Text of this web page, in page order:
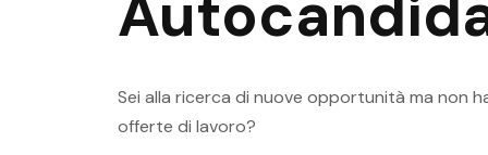
Offerte Di Lavoro Pergine
Sei alla ricerca di nuove opportunità ma non
offerte di lavoro?